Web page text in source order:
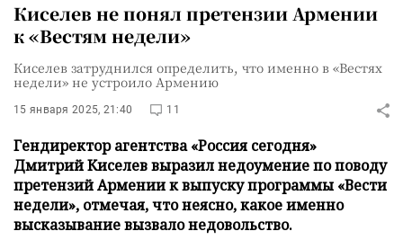
Киселев не понял претензии Армении
к «Вестям недели»
Киселев затруднился определить, что именно в «Вестях
недели» не устроило Армению
15 января 2025, 21:40 11
Гендиректор агентства «Россия сегодня»
Дмитрий Киселев выразил недоумение по поводу
претензий Армении к выпуску программы «Вести
недели», отмечая, что неясно, какое именно
высказывание вызвало недовольство.